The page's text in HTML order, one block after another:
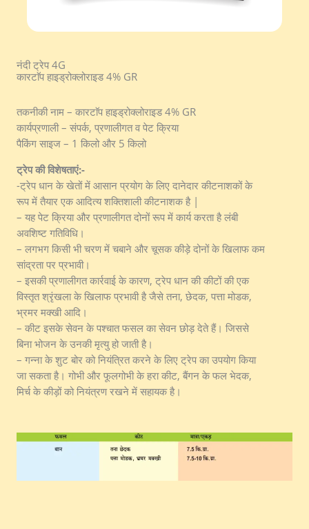
नंदी ट्रेप 4G
कारटाॅप हाइड्रोक्लोराइड 4% GR
तकनीकी नाम – कारटाॅप हाइड्रोक्लोराइड 4% GR
कार्यप्रणाली – संपर्क, प्रणालीगत व पेट क्रिया
पैकिंग साइज – 1 किलो और 5 किलो
ट्रेप की विशेषताएं:-
-ट्रेप धान के खेतों में आसान प्रयोग के लिए दानेदार कीटनाशकों के
रूप में तैयार एक आदित्य शक्तिशाली कीटनाशक है |
– यह पेट क्रिया और प्रणालीगत दोनों रूप में कार्य करता है लंबी
अवशिष्ट गतिविधि।
– लगभग किसी भी चरण में चबाने और चूसक कीड़े दोनों के खिलाफ कम
सांद्रता पर प्रभावी।
– इसकी प्रणालीगत कार्रवाई के कारण, ट्रेप धान की कीटों की एक
विस्तृत श्रृंखला के खिलाफ प्रभावी है जैसे तना, छेदक, पत्ता मोडक,
भ्रमर मक्खी आदि।
– कीट इसके सेवन के पश्चात फसल का सेवन छोड़ देते हैं। जिससे
बिना भोजन के उनकी मृत्यु हो जाती है।
– गन्ना के शुट बोर को नियंत्रित करने के लिए ट्रेप का उपयोग किया
जा सकता है। गोभी और फूलगोभी के हरा कीट, बैंगन के फल भेदक,
मिर्च के कीड़ों को नियंत्रण रखने में सहायक है।